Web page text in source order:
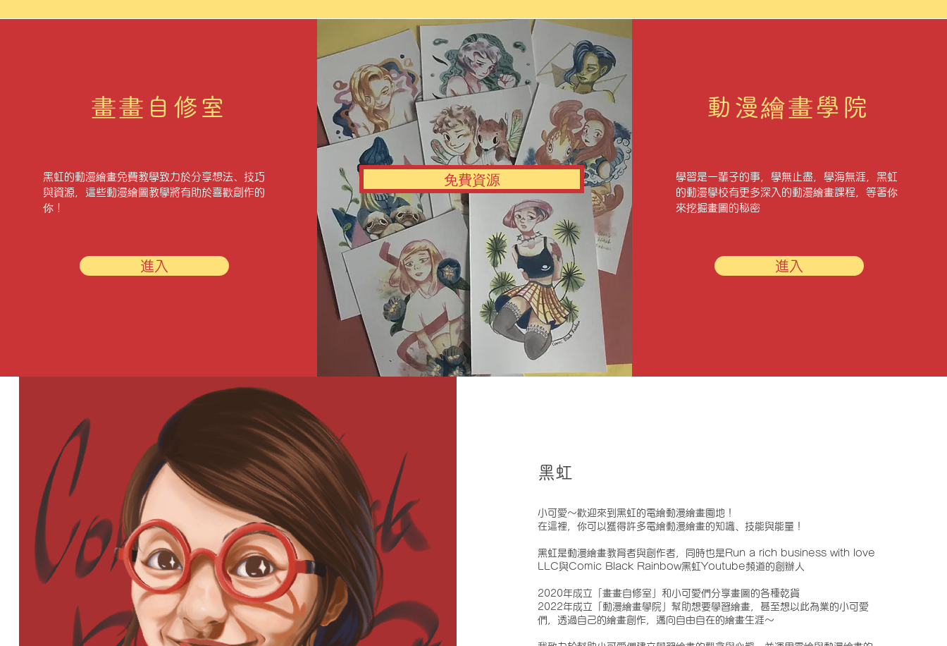
畫畫自修室
黑虹的動漫繪畫免費教學致力於分享想法、技巧
與資源，這些動漫繪圖教學將有助於喜歡創作的
你！
進入
免費資源
動漫繪畫學院
學習是一輩子的事，學無止盡，學海無涯，黑虹
的動漫學校有更多深入的動漫繪畫課程，等著你
來挖掘​畫圖的秘密
進入
黑虹
小可愛～歡迎來到黑虹的電繪動漫繪畫園地！
在這裡，你可以獲得許多電繪動漫繪畫的知識、技能與能量！
黑虹是動漫繪畫教育者與創作者，同時也是Run a rich business with love
LLC與Comic Black Rainbow黑虹Youtube頻道的創辦人
2020年成立「畫畫自修室」和小可愛們分享畫圖的各種乾貨
2022年成立「動漫繪畫學院」幫助想要學習繪畫，甚至想以此為業的小可愛
們，透過自己的繪畫創作，邁向自由自在的繪畫生涯～